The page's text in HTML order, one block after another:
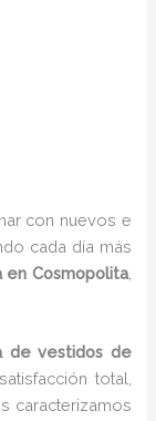
con nuevos e
cada día más
Cosmopolita,
de vestidos de
total,
caracterizamos